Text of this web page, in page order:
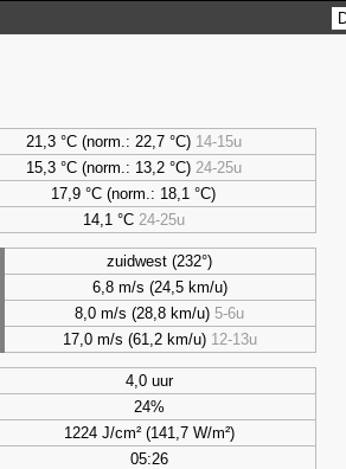
21,3 °C (norm.: 22,7 °C) 14-15u
15,3 °C (norm.: 13,2 °C) 24-25u
17,9 °C (norm.: 18,1 °C)
14,1 °C 24-25u
zuidwest (232°)
6,8 m/s (24,5 km/u)
8,0 m/s (28,8 km/u) 5-6u
17,0 m/s (61,2 km/u) 12-13u
4,0 uur
24%
1224 J/cm² (141,7 W/m²)
05:26